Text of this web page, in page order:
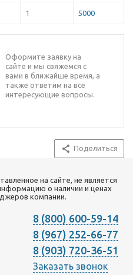
1 5000
Оформите заявку на
сайте и мы свяжемся с
вами в ближайше время, а
также ответим на все
интересующие вопросы.
Поделиться
на сайте, не является
о наличии и ценах
компании.
8 (800) 600-59-14
8 (967) 252-66-77
8 (903) 720-36-51
Заказать звонок